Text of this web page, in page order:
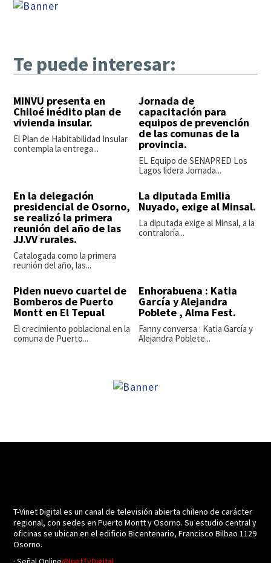
Te puede interesar:
MINVU presenta en
Chiloé inédito plan de
vivienda insular.
El Plan de Habitabilidad Insular
contempla la entrega...
Jornada de
capacitación para
equipos de prevención
de las comunas de la
provincia.
EL Equipo de SENAPRED Los
Lagos lidera Jornada...
En la delegación
presidencial de Osorno,
se realizó la primera
reunión del año de las
JJ.VV rurales.
Catalogada como la primera
reunión del año, las...
La diputada Emilia
Nuyado, exige al Minsal.
La diputada exige al Minsal, a la
contraloría...
Piden nuevo cuartel de
Bomberos de Puerto
Montt en El Tepual
El crecimiento poblacional en la
comuna de Puerto...
Enhorabuena : Katia
García y Alejandra
Poblete , Alma Fest.
Fanny conversa : Katia García y
Alejandra Poblete...
T-Vinet Digital es un canal de televisión abierta chileno de carácter
regional, con sedes en Puerto Montt y Osorno. Su estudio central y
oficinas se ubican en el edificio Bicentenario, Francisco Bilbao 1129
Osorno.